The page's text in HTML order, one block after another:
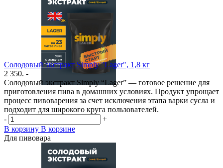
Солодовый экстракт Simply "Lager", 1,8 кг
2 350. -
Солодовый экстракт Simply “Lager” — готовое решение для
приготовления пива в домашних условиях. Продукт упрощает
процесс пивоварения за счет исключения этапа варки сусла и
подходит для широкого круга пользователей.
-
+
В корзину В корзине
Для пивовара